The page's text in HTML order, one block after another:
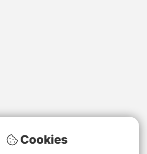
Cookies